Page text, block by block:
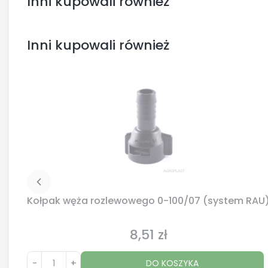
Inni kupowali również
Kołpak węża rozlewowego 0-100/07 (system
Cena
8,51 zł
- + DO KOSZYKA